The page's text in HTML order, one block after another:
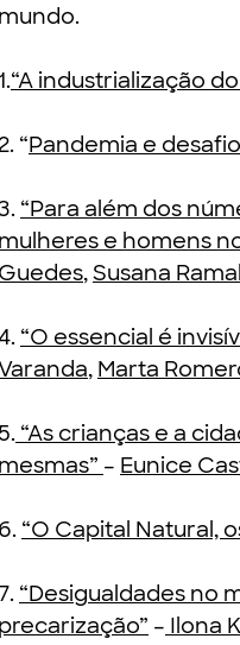
mundo.
“A industrialização
2. “Pandemia e
“Para além dos
mulheres e homens
Guedes,Susana
“O essencial é
, Marta
5. “As crianças e a
mesmas” – Eunice
6. “O Capital Natural,
“Desigualdades no
precarização” – Ilona